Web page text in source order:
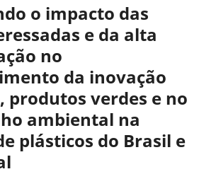
o impacto das
e da alta
no
da inovação
produtos verdes e no
ambiental na
plásticos do Brasil e